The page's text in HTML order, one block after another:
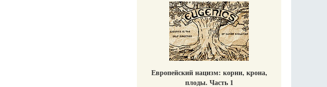
Европейский нацизм: корни, крона,
плоды. Часть 1